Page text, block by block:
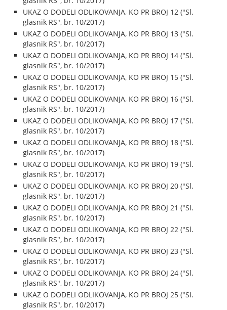
UKAZ O DODELI ODLIKOVANJA, KO PR BROJ 12 ("Sl.
glasnik RS", br. 10/2017)
UKAZ O DODELI ODLIKOVANJA, KO PR BROJ 13 ("Sl.
glasnik RS", br. 10/2017)
UKAZ O DODELI ODLIKOVANJA, KO PR BROJ 14 ("Sl.
glasnik RS", br. 10/2017)
UKAZ O DODELI ODLIKOVANJA, KO PR BROJ 15 ("Sl.
glasnik RS", br. 10/2017)
UKAZ O DODELI ODLIKOVANJA, KO PR BROJ 16 ("Sl.
glasnik RS", br. 10/2017)
UKAZ O DODELI ODLIKOVANJA, KO PR BROJ 17 ("Sl.
glasnik RS", br. 10/2017)
UKAZ O DODELI ODLIKOVANJA, KO PR BROJ 18 ("Sl.
glasnik RS", br. 10/2017)
UKAZ O DODELI ODLIKOVANJA, KO PR BROJ 19 ("Sl.
glasnik RS", br. 10/2017)
UKAZ O DODELI ODLIKOVANJA, KO PR BROJ 20 ("Sl.
glasnik RS", br. 10/2017)
UKAZ O DODELI ODLIKOVANJA, KO PR BROJ 21 ("Sl.
glasnik RS", br. 10/2017)
UKAZ O DODELI ODLIKOVANJA, KO PR BROJ 22 ("Sl.
glasnik RS", br. 10/2017)
UKAZ O DODELI ODLIKOVANJA, KO PR BROJ 23 ("Sl.
glasnik RS", br. 10/2017)
UKAZ O DODELI ODLIKOVANJA, KO PR BROJ 24 ("Sl.
glasnik RS", br. 10/2017)
UKAZ O DODELI ODLIKOVANJA, KO PR BROJ 25 ("Sl.
glasnik RS", br. 10/2017)